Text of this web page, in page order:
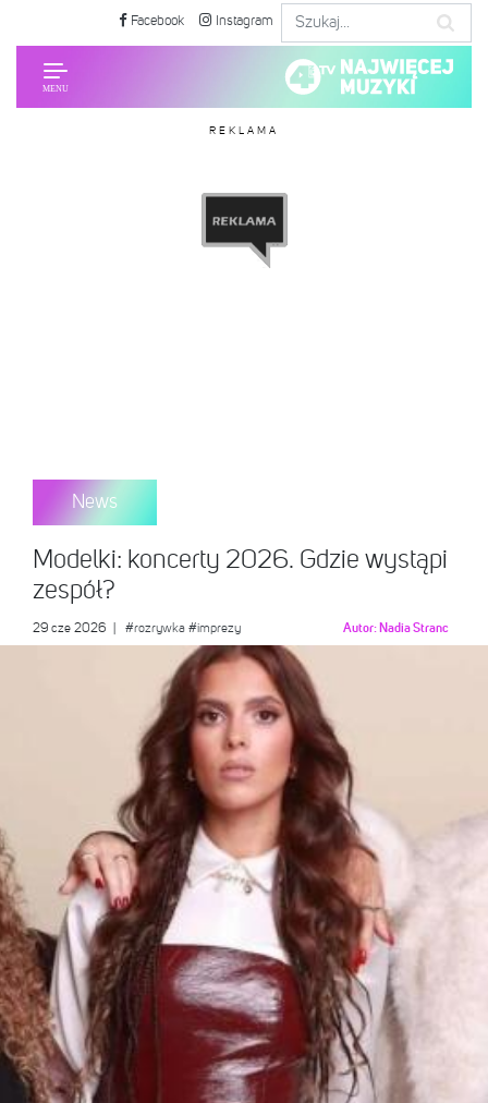
Facebook Instagram
REKLAMA
News
Modelki: koncerty 2026. Gdzie wystąpi
zespół?
29 cze 2026 #rozrywka #imprezy Autor: Nadia Stranc